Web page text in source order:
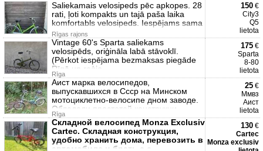
Saliekamais velosipeds pēc apkopes. 28
rati, ļoti kompakts un tajā paša laika
komfortabls velosipeds. Iespējams sama
Rīgas rajons
150 €
City3
Q5
lietota
Vintage 60's Sparta saliekams
velosipēds, oriģināla labā stāvoklī.
(Pērkot iespējama bezmaksas piegāde
Rīgā un reģio
Rīga
175 €
Sparta
8-80
lietota
Аист марка велосипедов,
выпускавшихся в Ссср на Минском
мотоциклетно-велосипе дном заводе.
Обладали простотой конструкци
Rīga
25 €
Ммвз
Аист
lietota
Складной велосипед Monza Exclusiv
Cartec. Складная конструкция,
удобно хранить дома, перевозить в
автомобиле и брать с с
130 €
Cartec
Monza exclusiv